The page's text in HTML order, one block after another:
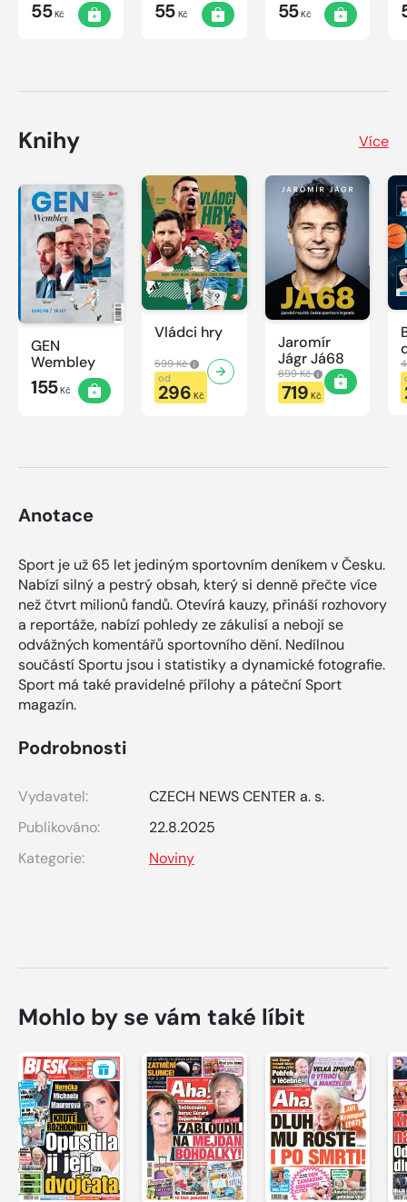
55Kč
Vémola
55Kč
českého
55Kč
Knihy Více
GEN
Wembley
155Kč
Vládci hry
599 Kč
od
296 Kč
Jaromír
Jágr Já68
899 Kč
719 Kč
Anotace
Sport je už 65 let jediným sportovním deníkem v Česku.
Nabízí silný a pestrý obsah, který si denně přečte více
než čtvrt milionů fandů. Otevírá kauzy, přináší rozhovory
a reportáže, nabízí pohledy ze zákulisí a nebojí se
odvážných komentářů sportovního dění. Nedílnou
součástí Sportu jsou i statistiky a dynamické fotografie.
Sport má také pravidelné přílohy a páteční Sport
magazín.
Podrobnosti
Vydavatel:
CZECH NEWS CENTER a. s.
Publikováno:
22.8.2025
Kategorie:
Noviny
Mohlo by se vám také líbit